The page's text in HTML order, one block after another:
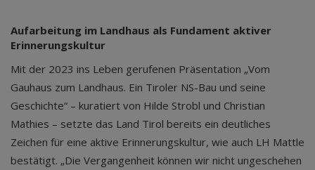
Aufarbeitung im Landhaus als Fundament aktiver
Erinnerungskultur
Mit der 2023 ins Leben gerufenen Präsentation „Vom
Gauhaus zum Landhaus. Ein Tiroler NS-Bau und seine
Geschichte“ – kuratiert von Hilde Strobl und Christian
Mathies – setzte das Land Tirol bereits ein deutliches
Zeichen für eine aktive Erinnerungskultur, wie auch LH Mattle
bestätigt. „Die Vergangenheit können wir nicht ungeschehen